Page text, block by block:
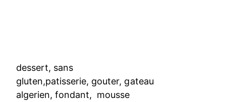
dessert, sans
gluten,patisserie, gouter, gateau
algerien, fondant, mousse